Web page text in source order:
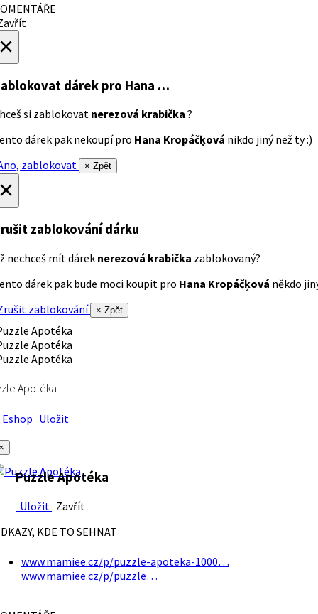
dárek pro Hana …
si zablokovat nerezová krabička ?
dárek pak nekoupí pro Hana Kropáčķová nikdo jiný než ty :)
zablokovat
× Zpět
zablokování dárku
nechceš mít dárek nerezová krabička zablokovaný?
dárek pak bude moci koupit pro Hana Kropáčķová někdo
zablokování
× Zpět
Apotéka
Uložit
Puzzle Apotéka
Uložit Zavřít
KDE TO SEHNAT
www.mamiee.cz/p/puzzle-apoteka-1000…
www.mamiee.cz/p/puzzle…